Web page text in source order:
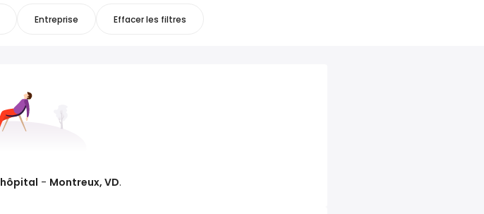
Entreprise Effacer les filtres
hôpital - Montreux, VD.